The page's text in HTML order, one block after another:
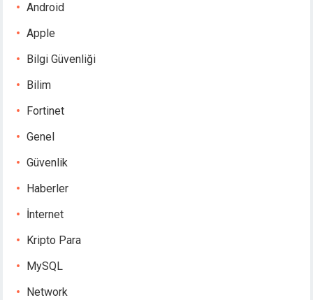
Android
Apple
Bilgi Güvenliği
Bilim
Fortinet
Genel
Güvenlik
Haberler
İnternet
Kripto Para
MySQL
Network